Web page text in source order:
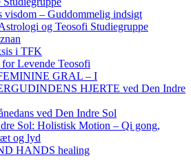
visdom – Guddommelig indsigt
og Teosofi Studiegruppe
i TFK
for Levende Teosofi
GRAL – I
HJERTE ved Den Indre
ved Den Indre Sol
Sol: Holistisk Motion – Qi gong,
og lyd
HANDS healing